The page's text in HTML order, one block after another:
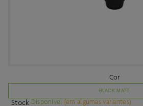
Cor
BLACK MATT
Stock Disponível (em algumas variantes)